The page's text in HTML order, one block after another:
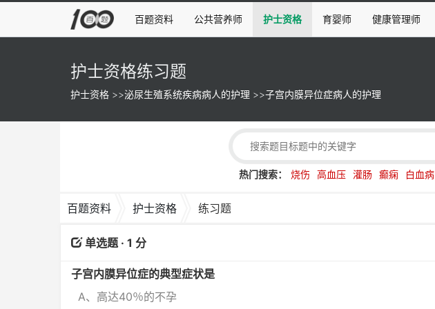
百题资料 公共营养师 护士资格 育婴师 健康管理师
护士资格练习题
护士资格 >>泌尿生殖系统疾病病人的护理 >>子宫内膜异位症病人的护理
热门搜索： 烧伤 高血压 灌肠 癫痫 白血病
百题资料 护士资格 练习题
单选题 · 1 分
子宫内膜异位症的典型症状是
A、高达40％的不孕